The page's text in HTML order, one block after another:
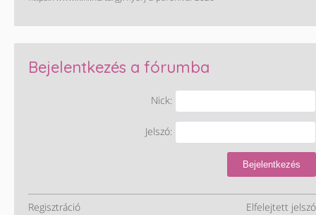
Bejelentkezés a fórumba
Nick:
Jelszó:
Bejelentkezés
Regisztráció Elfelejtett jelszó